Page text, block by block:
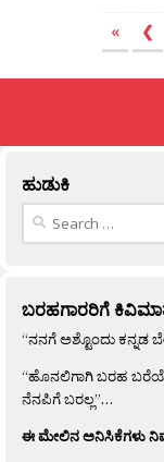
« ❮
ಹುಡುಕಿ
Search
ಬರಹಗಾರರಿಗೆ
“ನನಗೆ ಅಶ್ಟೊಂದು ಕನ್ನಡ
“ಹೊನಲಿಗಾಗಿ ಬರಹ
ನೆನಪಿಗೆ ಬರಲ್ಲ”…
ಈ ಮೇಲಿನ ಅನಿಸಿಕೆಗಳು